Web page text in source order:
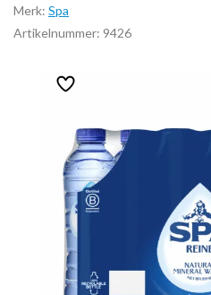
Merk: Spa
Artikelnummer: 9426